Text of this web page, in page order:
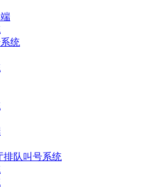
统
排队叫号系统